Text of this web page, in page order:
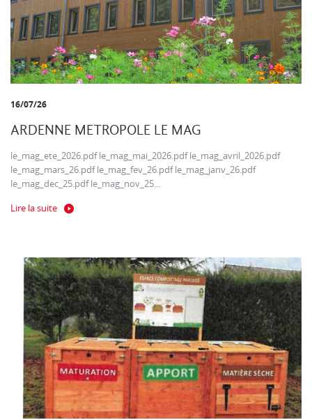
16/07/26
ARDENNE METROPOLE LE MAG
le_mag_ete_2026.pdf le_mag_mai_2026.pdf le_mag_avril_2026.pdf
le_mag_mars_26.pdf le_mag_fev_26.pdf le_mag_janv_26.pdf
le_mag_dec_25.pdf le_mag_nov_25...
Lire la suite